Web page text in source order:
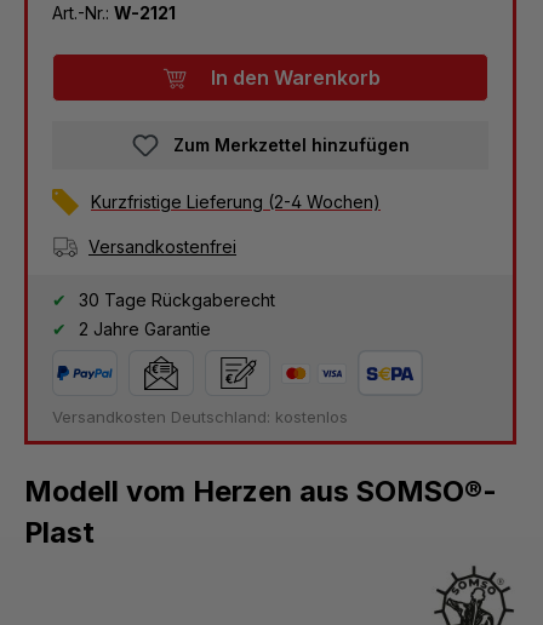
Art.-Nr.: W-2121
In den Warenkorb
Zum Merkzettel hinzufügen
Kurzfristige Lieferung (2-4 Wochen)
Versandkostenfrei
30 Tage Rückgaberecht
2 Jahre Garantie
Versandkosten Deutschland: kostenlos
Modell vom Herzen aus SOMSO®-
Plast